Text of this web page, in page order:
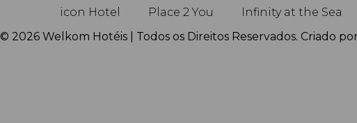
icon Hotel Place 2 You
Infinity at the Sea
© 2026 Welkom Hotéis | Todos os Direitos Reservados. Criado